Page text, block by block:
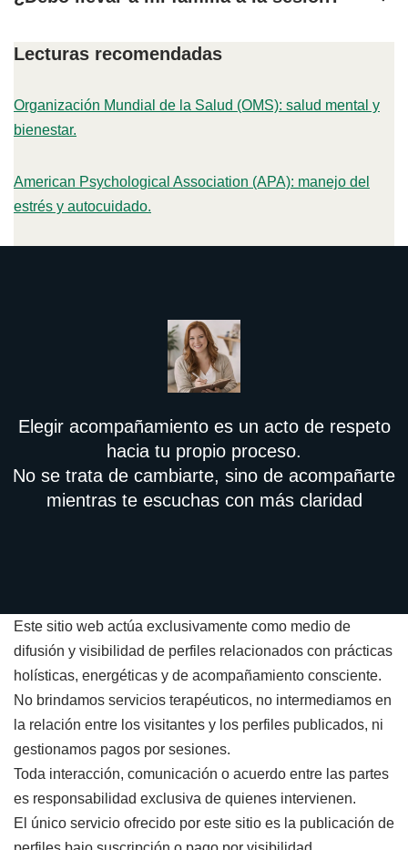
Lecturas recomendadas
Organización Mundial de la Salud (OMS): salud mental y
bienestar.
American Psychological Association (APA): manejo del
estrés y autocuidado.
Elegir acompañamiento es un acto de respeto
hacia tu propio proceso.
No se trata de cambiarte, sino de acompañarte
mientras te escuchas con más claridad
Este sitio web actúa exclusivamente como medio de
difusión y visibilidad de perfiles relacionados con prácticas
holísticas, energéticas y de acompañamiento consciente.
No brindamos servicios terapéuticos, no intermediamos en
la relación entre los visitantes y los perfiles publicados, ni
gestionamos pagos por sesiones.
Toda interacción, comunicación o acuerdo entre las partes
es responsabilidad exclusiva de quienes intervienen.
El único servicio ofrecido por este sitio es la publicación de